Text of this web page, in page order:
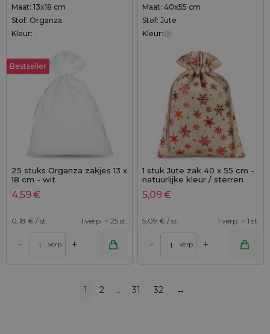
Maat: 13x18 cm
Stof: Organza
Kleur:
Bestseller
25 stuks Organza zakjes 13 x
18 cm - wit
4,59€
0,18 € / st. 1 verp. = 25 st.
– verp. +
Maat: 40x55 cm
Stof: Jute
Kleur:
1 stuk Jute zak 40 x 55 cm -
natuurlijke kleur / sterren
5,09€
5,09 € / st. 1 verp. = 1 st.
– verp. +
1 2 … 31 32 →